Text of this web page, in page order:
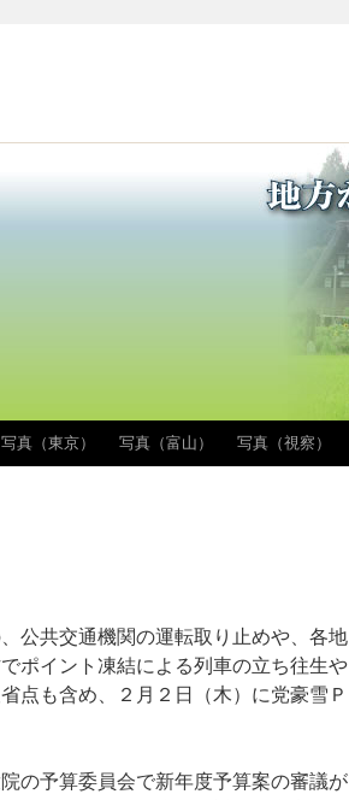
写真（東京） 写真（富山） 写真（視察）
公共交通機関の運転取り止めや、各地
ポイント凍結による列車の立ち往生や
点も含め、２月２日（木）に党豪雪Ｐ
の予算委員会で新年度予算案の審議が